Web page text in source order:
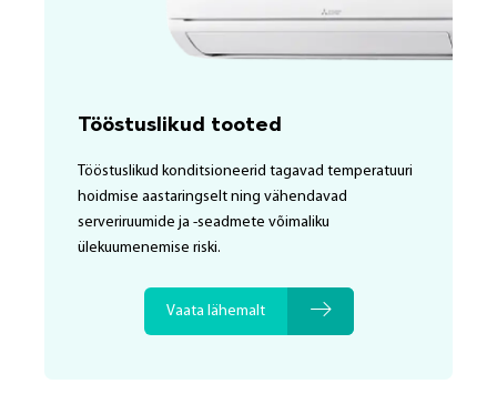
Tööstuslikud tooted
Tööstuslikud konditsioneerid tagavad temperatuuri
hoidmise aastaringselt ning vähendavad
serveriruumide ja -seadmete võimaliku
ülekuumenemise riski.
Vaata lähemalt